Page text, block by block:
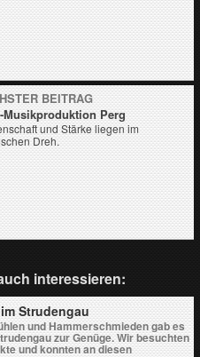
BEITRAG
Perg
und Stärke liegen im
Dreh.
interessieren:
Strudengau
und Hammerschmieden gab es
zur Genüge. Wir besuchten
und konnten an diesen